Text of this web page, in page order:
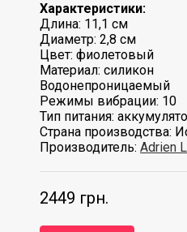
Характеристики:
Длина: 11,1 см
Диаметр: 2,8 см
Цвет: фиолетовый
Материал: силикон
Водонепроницаемый
Режимы вибрации: 10
Тип питания:
Страна производства:
Производитель: Adrien
2449 грн.